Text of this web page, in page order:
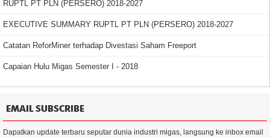
RUPTL PT PLN (PERSERO) 2018-2027
EXECUTIVE SUMMARY RUPTL PT PLN (PERSERO) 2018-2027
Catatan ReforMiner terhadap Divestasi Saham Freeport
Capaian Hulu Migas Semester I - 2018
EMAIL SUBSCRIBE
Dapatkan update terbaru seputar dunia industri migas, langsung ke inbox email